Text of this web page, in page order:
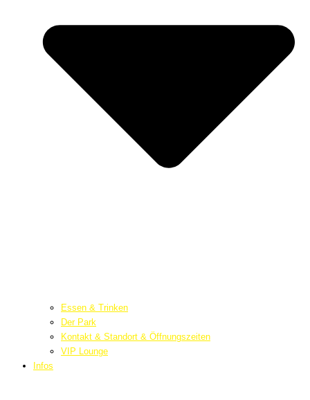
Essen & Trinken
Der Park
Kontakt & Standort & Öffnungszeiten
VIP Lounge
Infos